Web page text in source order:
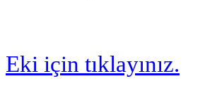
Eki için tıklayınız.